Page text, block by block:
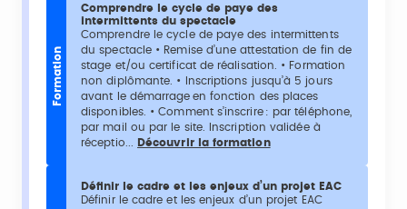
Formation
Comprendre le cycle de paye des
intermittents du spectacle
Comprendre le cycle de paye des intermittents
du spectacle • Remise d’une attestation de fin de
stage et/ou certificat de réalisation. • Formation
non diplômante. • Inscriptions jusqu’à 5 jours
avant le démarrage en fonction des places
disponibles. • Comment s’inscrire : par téléphone,
par mail ou par le site. Inscription validée à
réceptio...
Découvrir la formation
Définir le cadre et les enjeux d’un projet EAC
Définir le cadre et les enjeux d’un projet EAC